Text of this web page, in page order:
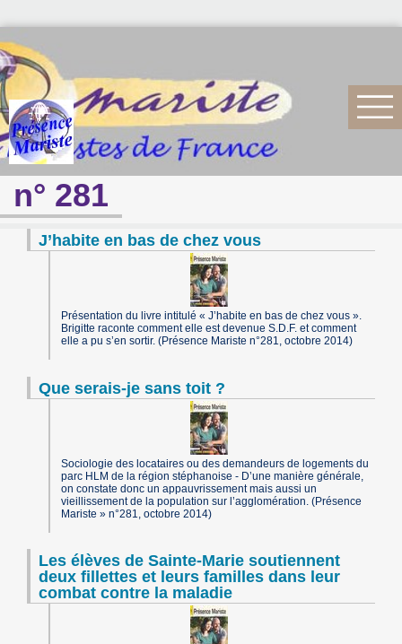
n° 281
J’habite en bas de chez vous
Présentation du livre intitulé « J’habite en bas de chez vous ».
Brigitte raconte comment elle est devenue S.D.F. et comment
elle a pu s’en sortir. (Présence Mariste n°281, octobre 2014)
Que serais-je sans toit ?
Sociologie des locataires ou des demandeurs de logements du
parc HLM de la région stéphanoise - D’une manière générale,
on constate donc un appauvrissement mais aussi un
vieillissement de la population sur l’agglomération. (Présence
Mariste » n°281, octobre 2014)
Les élèves de Sainte-Marie soutiennent
deux fillettes et leurs familles dans leur
combat contre la maladie